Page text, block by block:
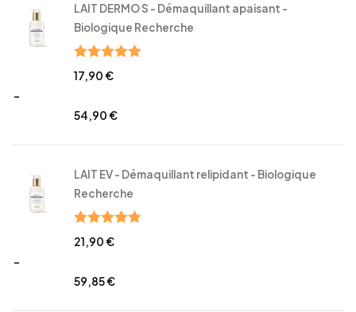
LAIT DERMO S - Démaquillant apaisant -
Biologique Recherche
Note5.00
17,90€
–
54,90€
LAIT EV - Démaquillant relipidant - Biologique
Recherche
Note5.00
21,90€
–
59,85€